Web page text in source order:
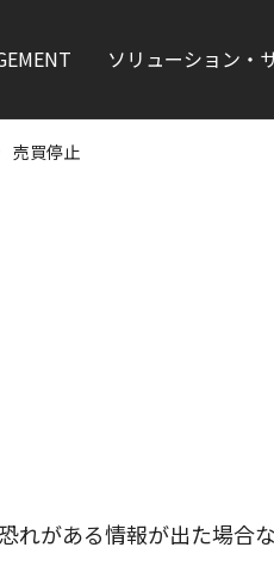
ソリューション・
売買停止
れがある情報が出た場合